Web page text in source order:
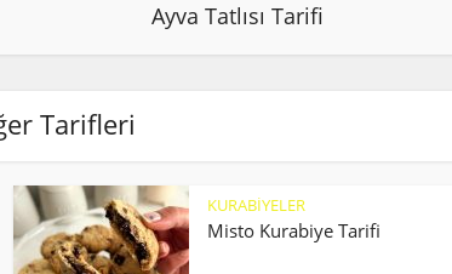
Ayva Tatlısı Tarifi
Tarifleri
KURABİYELER
Misto Kurabiye Tarifi